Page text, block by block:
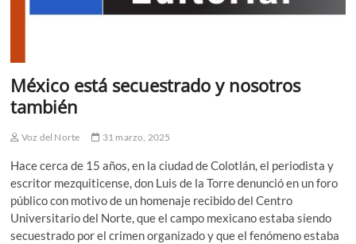
México está secuestrado y nosotros
también
Voz del Norte 31 marzo, 2025
Hace cerca de 15 años, en la ciudad de Colotlán, el periodista y
escritor mezquiticense, don Luis de la Torre denunció en un foro
público con motivo de un homenaje recibido del Centro
Universitario del Norte, que el campo mexicano estaba siendo
secuestrado por el crimen organizado y que el fenómeno estaba